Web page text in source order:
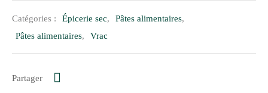
Catégories : Épicerie sec Pâtes alimentaires
Pâtes alimentaires
Vrac
Partager